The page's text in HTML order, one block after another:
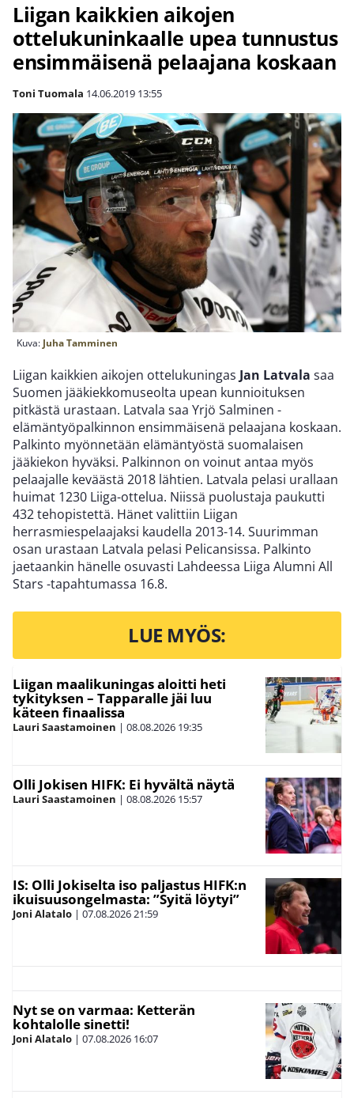
Liigan kaikkien aikojen
ottelukuninkaalle upea tunnustus
ensimmäisenä pelaajana koskaan
Toni Tuomala 14.06.2019 13:55
Kuva: Juha Tamminen
Liigan kaikkien aikojen ottelukuningas Jan Latvala saa
Suomen jääkiekkomuseolta upean kunnioituksen
pitkästä urastaan. Latvala saa Yrjö Salminen -
elämäntyöpalkinnon ensimmäisenä pelaajana koskaan.
Palkinto myönnetään elämäntyöstä suomalaisen
jääkiekon hyväksi. Palkinnon on voinut antaa myös
pelaajalle keväästä 2018 lähtien. Latvala pelasi urallaan
huimat 1230 Liiga-ottelua. Niissä puolustaja paukutti
432 tehopistettä. Hänet valittiin Liigan
herrasmiespelaajaksi kaudella 2013-14. Suurimman
osan urastaan Latvala pelasi Pelicansissa. Palkinto
jaetaankin hänelle osuvasti Lahdeessa Liiga Alumni All
Stars -tapahtumassa 16.8.
LUE MYÖS:
Liigan maalikuningas aloitti heti
tykityksen – Tapparalle jäi luu
käteen finaalissa
Lauri Saastamoinen | 08.08.2026 19:35
Olli Jokisen HIFK: Ei hyvältä näytä
Lauri Saastamoinen | 08.08.2026 15:57
IS: Olli Jokiselta iso paljastus HIFK:n
ikuisuusongelmasta: ”Syitä löytyi”
Joni Alatalo | 07.08.202621:59
Nyt se on varmaa: Ketterän
kohtalolle sinetti!
Joni Alatalo | 07.08.2026 16:07